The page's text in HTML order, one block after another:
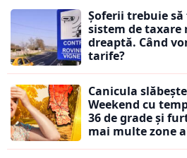
Șoferii trebuie
sistem de
dreaptă. Când
tarife?
Canicula
Weekend cu
36 de grade și
mai multe zone